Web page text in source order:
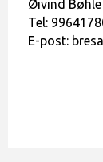
Øivind
Tel:
E-post: